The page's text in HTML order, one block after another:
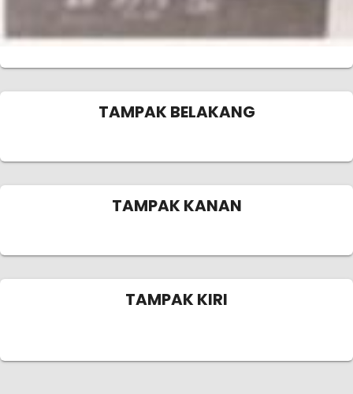
TAMPAK BELAKANG
TAMPAK KANAN
TAMPAK KIRI